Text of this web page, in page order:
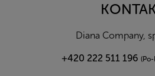
Diana Company,
+420 222 511 196